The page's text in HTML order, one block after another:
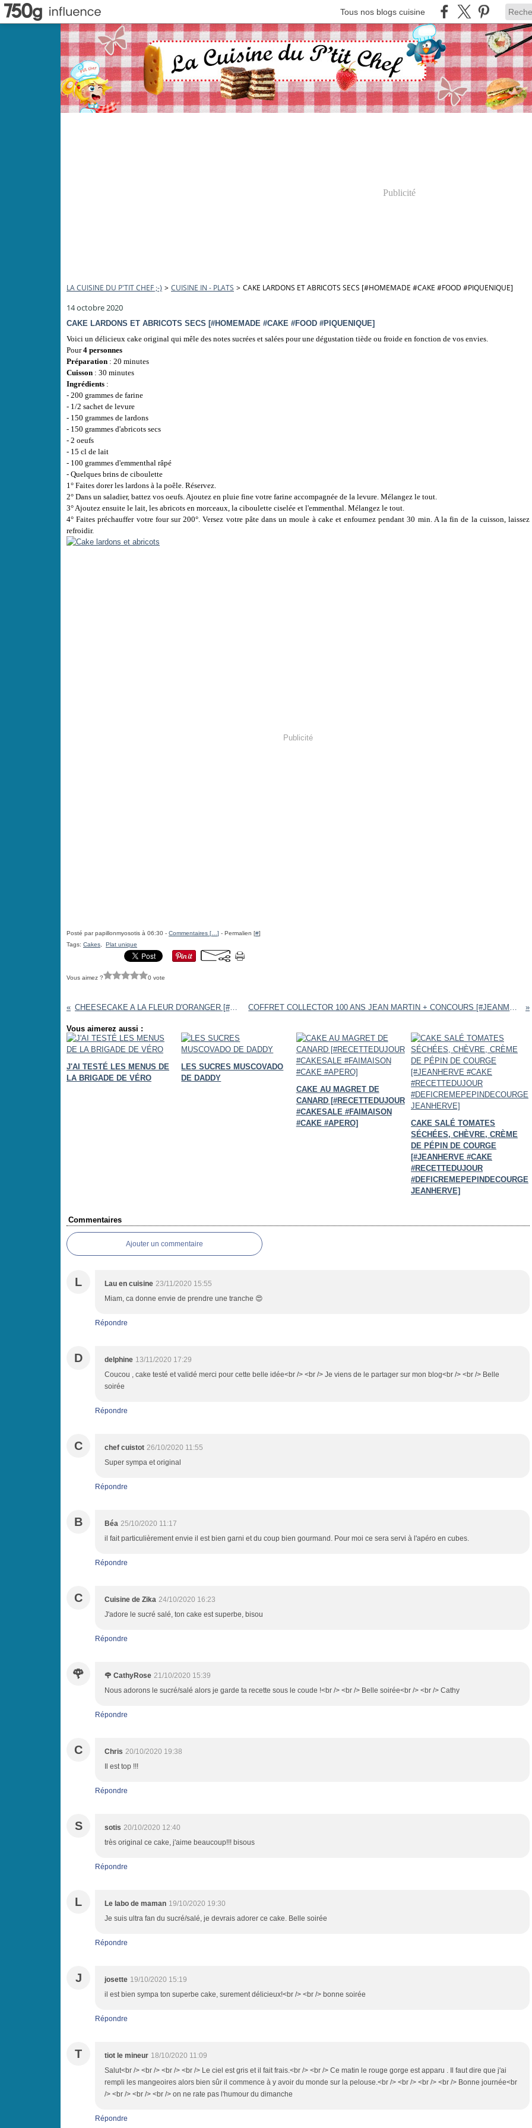
Tous nos blogs cuisine
Publicité
LA CUISINE DU P'TIT CHEF ;-) > CUISINE IN - PLATS > CAKE LARDONS ET ABRICOTS SECS [#HOMEMADE #CAKE #FOOD #PIQUENIQUE]
14 octobre 2020
CAKE LARDONS ET ABRICOTS SECS [#HOMEMADE #CAKE #FOOD #PIQUENIQUE]
Voici un délicieux cake original qui mêle des notes sucrées et salées pour une dégustation tiède ou froide en fonction de vos envies.
Pour4 personnes
Préparation : 20 minutes
Cuisson : 30 minutes
Ingrédients :
- 200 grammes de farine
- 1/2 sachet de levure
- 150 grammes de lardons
- 150 grammes d'abricots secs
- 2 oeufs
- 15 cl de lait
- 100 grammes d'emmenthal râpé
- Quelques brins de ciboulette
1° Faites dorer les lardons à la poêle. Réservez.
2° Dans un saladier, battez vos oeufs. Ajoutez en pluie fine votre farine accompagnée de la levure. Mélangez le tout.
3° Ajoutez ensuite le lait, les abricots en morceaux, la ciboulette ciselée et l'emmenthal. Mélangez le tout.
4° Faites préchauffer votre four sur 200°. Versez votre pâte dans un moule à cake et enfournez pendant 30 min. A la fin de la cuisson, laissez
refroidir.
Publicité
Posté par papillonmyosotis à 06:30 - Commentaires [ ] - Permalien [#]
Tags: Cakes Plat unique
Vous aimez ? 0 vote
CHEESECAKE A LA FLEUR D'ORANGER [#DESSERT #PASTRY #CHEESECAKE] COFFRET COLLECTOR 100 ANS JEAN MARTIN + CONCOURS [#JEANMARTIN #MADEINFRANCE #CONCOURS #BIO #PROVENCE]
Vous aimerez aussi :
J'AI TESTÉ LES MENUS DE
LA BRIGADE DE VÉRO
LES SUCRES MUSCOVADO
DE DADDY
CAKE AU MAGRET DE
CANARD [#RECETTEDUJOUR
#CAKESALE #FAIMAISON
#CAKE #APERO]
CAKE SALÉ TOMATES
SÉCHÉES, CHÈVRE, CRÈME
DE PÉPIN DE COURGE
[#JEANHERVE #CAKE
#RECETTEDUJOUR
#DEFICREMEPEPINDECOURGE
JEANHERVE]
Commentaires
Ajouter un commentaire
L Lau en cuisine 23/11/2020 15:55
Miam, ca donne envie de prendre une tranche 😍
Répondre
D delphine 13/11/2020 17:29
Coucou , cake testé et validé merci pour cette belle idée<br /> <br /> Je viens de le partager sur mon blog<br /> <br /> Belle
soirée
Répondre
C chef cuistot 26/10/2020 11:55
Super sympa et original
Répondre
B Béa 25/10/2020 11:17
il fait particulièrement envie il est bien garni et du coup bien gourmand. Pour moi ce sera servi à l'apéro en cubes.
Répondre
C Cuisine de Zika 24/10/2020 16:23
J'adore le sucré salé, ton cake est superbe, bisou
Répondre
🌹 🌹 CathyRose 21/10/2020 15:39
Nous adorons le sucré/salé alors je garde ta recette sous le coude !<br /> <br /> Belle soirée<br /> <br /> Cathy
Répondre
C Chris 20/10/2020 19:38
Il est top !!!
Répondre
S sotis 20/10/2020 12:40
très original ce cake, j'aime beaucoup!!! bisous
Répondre
L Le labo de maman 19/10/2020 19:30
Je suis ultra fan du sucré/salé, je devrais adorer ce cake. Belle soirée
Répondre
J josette 19/10/2020 15:19
il est bien sympa ton superbe cake, surement délicieux!<br /> <br /> bonne soirée
Répondre
T tiot le mineur 18/10/2020 11:09
Salut<br /> <br /> <br /> <br /> Le ciel est gris et il fait frais.<br /> <br /> Ce matin le rouge gorge est apparu . Il faut dire que j'ai
rempli les mangeoires alors bien sûr il commence à y avoir du monde sur la pelouse.<br /> <br /> <br /> <br /> Bonne journée<br
/> <br /> <br /> <br /> on ne rate pas l'humour du dimanche
Répondre